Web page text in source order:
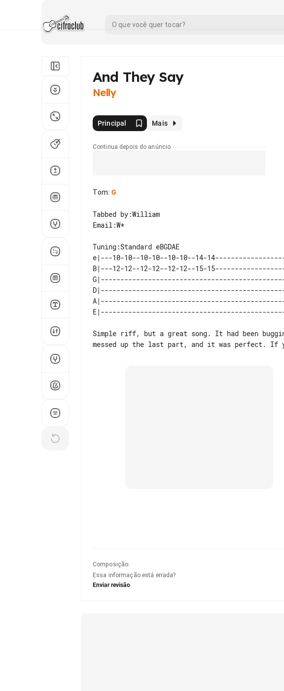
And They Say
Nelly
Principal Mais
Continua depois do anúncio
Tom: G
Tabbed by:William
Email:W*
e|---10-10--10-10--10-10--14-
B|---12-12--12-12--12-12--15-
Simple riff, but a great song. It had been
Composição:
Essa informação está errada?
Enviar revisão